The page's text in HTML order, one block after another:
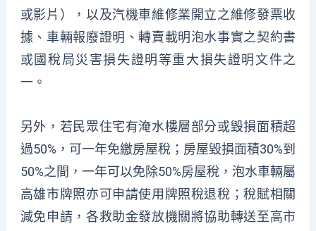
或影片），以及汽機車維修業開立之維修發票收
據、車輛報廢證明、轉賣載明泡水事實之契約書
或國稅局災害損失證明等重大損失證明文件之
一。
另外，若民眾住宅有淹水樓層部分或毀損面積超
過50%，可一年免繳房屋稅；房屋毀損面積30%到
50%之間，一年可以免除50%房屋稅，泡水車輛屬
高雄市牌照亦可申請使用牌照稅退稅；稅賦相關
減免申請，各救助金發放機關將協助轉送至高市